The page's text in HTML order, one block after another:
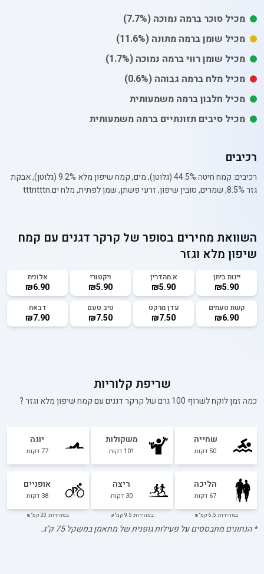
מכיל סוכר ברמה נמוכה (7.7%)
מכיל שומןברמה מתונה (11.6%)
מכיל שומן רוויברמה נמוכה (1.7%)
מכיל מלח ברמה גבוהה (0.6%)
מכיל חלבון ברמה משמעותית
מכיל סיבים תזונתיים ברמה משמעותית
רכיבים
רכיבים: קמח חיטה 44.5% (גלוטן), מים, קמח שיפון מלא 9.2% (גלוטן), אבקת
גזר 8.5%, שמרים, סובין שיפון, זרעי פשתן, שמן לפתית, מלח ים.tttntttn
השוואת מחירים בסופר של קרקר דגנים עם קמח
שיפון מלא וגזר
יינות ביתן
₪5.90
א.מהדרין
₪5.90
ויקטורי
₪5.90
אלונית
₪6.90
קשת טעמים
₪6.90
עדן מרקט
₪7.50
טיב טעם
₪7.50
דבאח
₪7.90
שריפת קלוריות
כמה זמן לוקח לשרוף 100 גרם של קרקר דגנים עם קמח שיפון מלא וגזר?
שחייה
50 דקות
משקולות
101 דקות
יוגה
77דקות
הליכה
67 דקות
במהירות: 6.5 קמ"ש
ריצה
30 דקות
במהירות: 9.5 קמ"ש
אופניים
38 דקות
במהירות: 20 קמ"ש
* הנתונים מתבססים על פעילות גופנית של מתאמן במשקל75ק"ג.